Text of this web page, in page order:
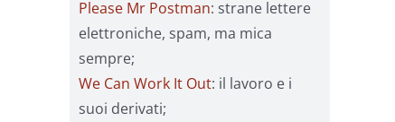
Please Mr Postman: strane lettere
elettroniche, spam, ma mica
sempre;
We Can Work It Out: il lavoro e i
suoi derivati;